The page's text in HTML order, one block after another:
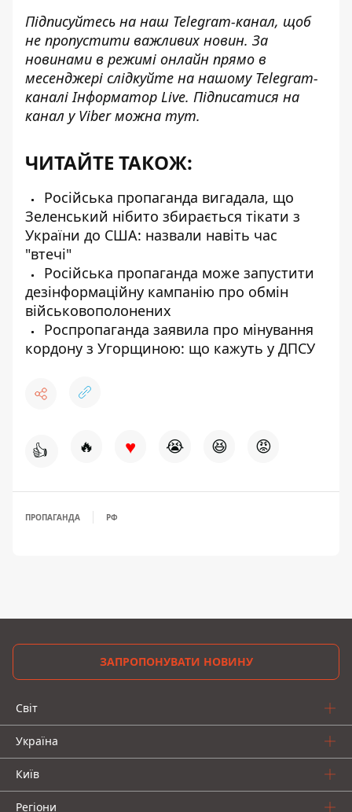
Підписуйтесь на наш Telegram-канал, щоб
не пропустити важливих новин. За
новинами в режимі онлайн прямо в
месенджері слідкуйте на нашому Telegram-
каналіІнформатор Live. Підписатися на
канал у Viber можна тут.
ЧИТАЙТЕ ТАКОЖ:
Російська пропаганда вигадала, що
Зеленський нібито збирається тікати з
України до США: назвали навіть час
"втечі"
Російська пропаганда може запустити
дезінформаційну кампанію про обмін
військовополонених
Роспропаганда заявила про мінування
кордону з Угорщиною: що кажуть у ДПСУ
👍 🔥 ♥ 😭 😆 😡
ПРОПАГАНДА РФ
ЗАПРОПОНУВАТИ НОВИНУ
Світ
Україна
Київ
Регіони